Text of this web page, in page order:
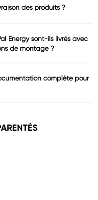
des produits ?
Energy sont-ils livrés avec
de montage ?
complète pour